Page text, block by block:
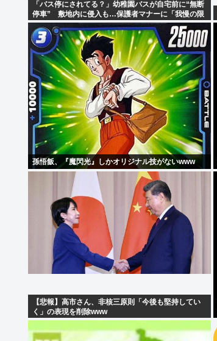
「バス停にされてる？」幼稚園バスが自宅前に“無断
停車” 敷地内に侵入も…保護者マナーに「我慢の限
界」
孫悟飯、『魔閃光』しかオリジナル技がないwww
【悲報】高市さん、非核三原則「今後も堅持してい
く」の表現を削除www